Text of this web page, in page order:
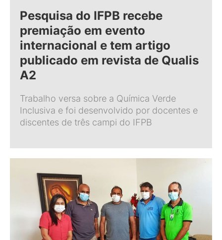
Pesquisa do IFPB recebe
premiação em evento
internacional e tem artigo
publicado em revista de Qualis
A2
Trabalho versa sobre a Química Verde
Inclusiva e foi desenvolvido por docentes e
discentes de três campi do IFPB